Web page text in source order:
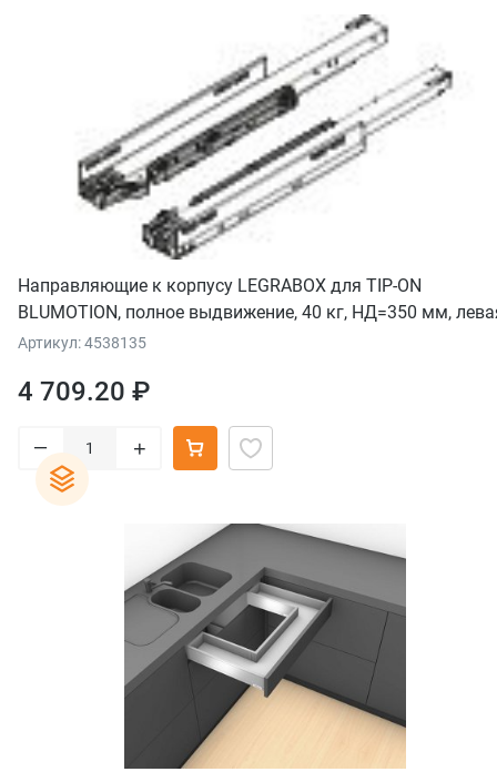
Направляющие к корпусу LEGRABOX для TIP-ON
BLUMOTION, полное выдвижение, 40 кг, НД=350 мм,
правая
Артикул: 4538135
4 709.20 ₽
– +